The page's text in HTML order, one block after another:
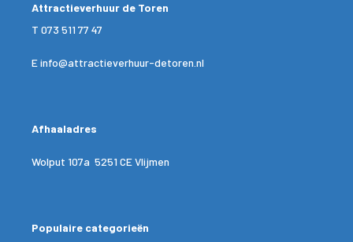
Attractieverhuur de Toren
T 073 511 77 47
Einfo@attractieverhuur-detoren.nl
Afhaaladres
Wolput 107a 5251 CE Vlijmen
Populaire categorieën